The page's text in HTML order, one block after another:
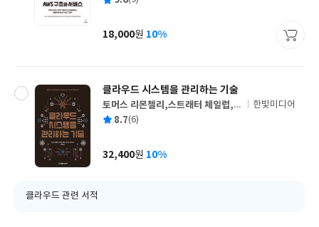
쓴
출
사
가
18,000원 10%
클라우드 시스템을 관리하는 기술
글
쓴
토머스 리몬첼리,스트래터 체일럽,크
리스티나 호건 공저/류광 역
출
사
한빛미디어
평 8.7(6)
가
32,400원 10%
클라우드 관련 서적